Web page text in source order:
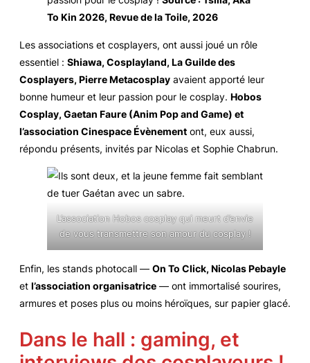
To Kin 2026, Revue de la Toile, 2026
Les associations et cosplayers, ont aussi joué un rôle
essentiel : Shiawa, Cosplayland, La Guilde des
Cosplayers, Pierre Metacosplay avaient apporté leur
bonne humeur et leur passion pour le cosplay. Hobos
Cosplay, Gaetan Faure (Anim Pop and Game) et
l’association Cinespace Évènement ont, eux aussi,
répondu présents, invités par Nicolas et Sophie Chabrun.
L’association Hobos cosplay qui meurt d’envie
de vous transmettre son amour du cosplay !
Enfin, les stands photocall — On To Click, Nicolas Pebayle
et l’association organisatrice — ont immortalisé sourires,
armures et poses plus ou moins héroïques, sur papier glacé.
Dans le hall : gaming, et